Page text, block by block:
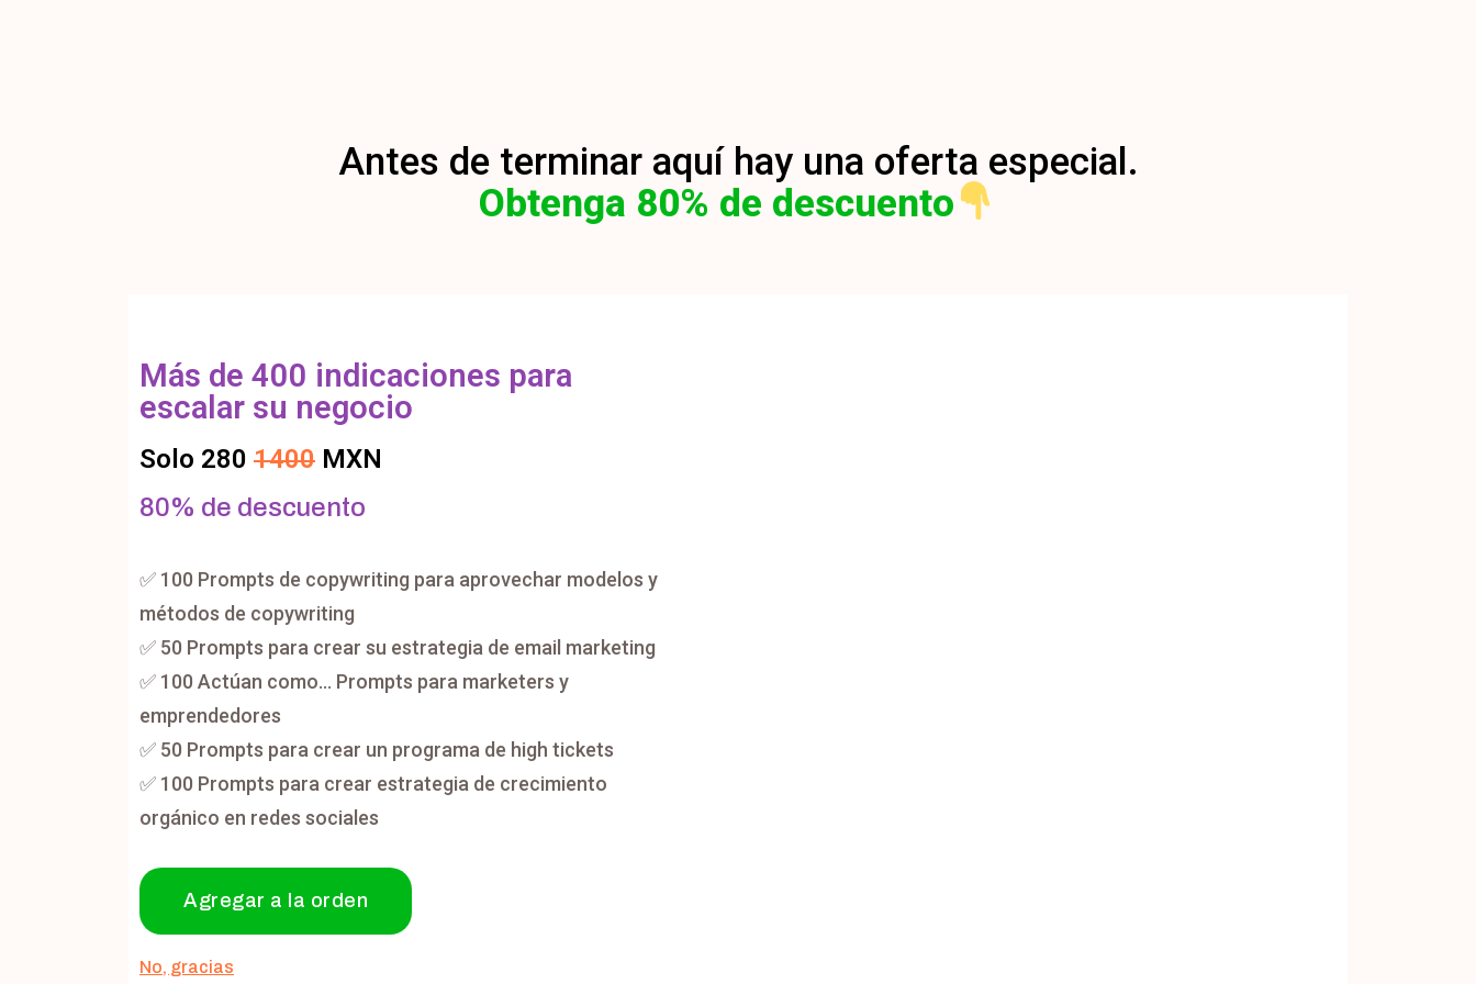
Antes de terminar aquí hay una oferta especial.
Obtenga 80% de descuento
Más de 400 indicaciones para
escalar su negocio
Solo 280 1400 MXN
80% de descuento
✅ 100 Prompts de copywriting para aprovechar modelos y
métodos de copywriting
✅ 50 Prompts para crear su estrategia de email marketing
✅ 100 Actúan como… Prompts para marketers y
emprendedores
✅ 50 Prompts para crear un programa de high tickets
✅ 100 Prompts para crear estrategia de crecimiento
orgánico en redes sociales
Agregar a la orden
No, gracias